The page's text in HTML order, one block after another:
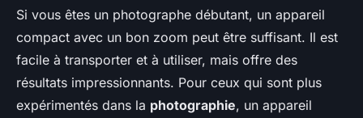
Si vous êtes un photographe débutant, un appareil
compact avec un bon zoom peut être suffisant. Il est
facile à transporter et à utiliser, mais offre des
résultats impressionnants. Pour ceux qui sont plus
expérimentés dans la photographie, un appareil